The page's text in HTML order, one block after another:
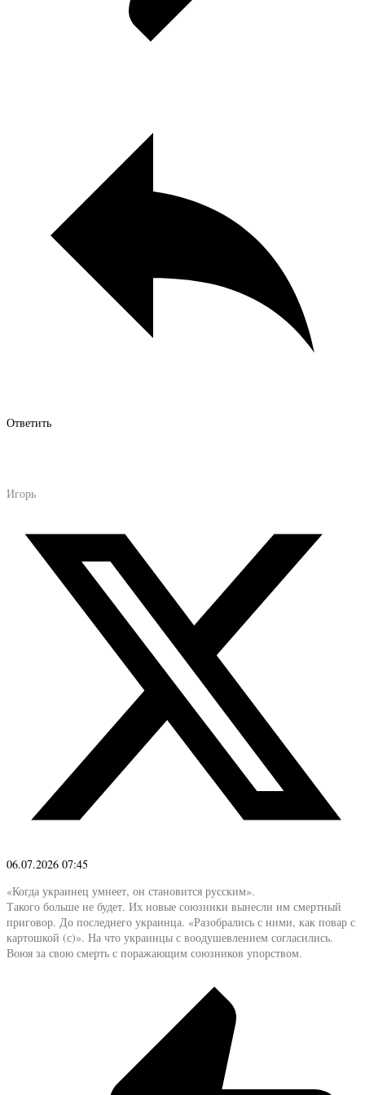
Ответить
Игорь
06.07.2026 07:45
«Когда украинец умнеет, он становится русским».
Такого больше не будет. Их новые союзники вынесли им смертный
приговор. До последнего украинца. «Разобрались с ними, как повар с
картошкой (с)». На что украинцы с воодушевлением согласились.
Воюя за свою смерть с поражающим союзников упорством.